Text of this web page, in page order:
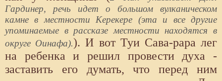
Гардинер, речь идет о большом вулканическом
камне в местности Керекере (эта и все другие
упоминаемые в рассказе местности находятся в
округе Оинафа).). И вот Туи Сава-рара лег
на ребенка и решил провести духа -
заставить его думать, что перед ним